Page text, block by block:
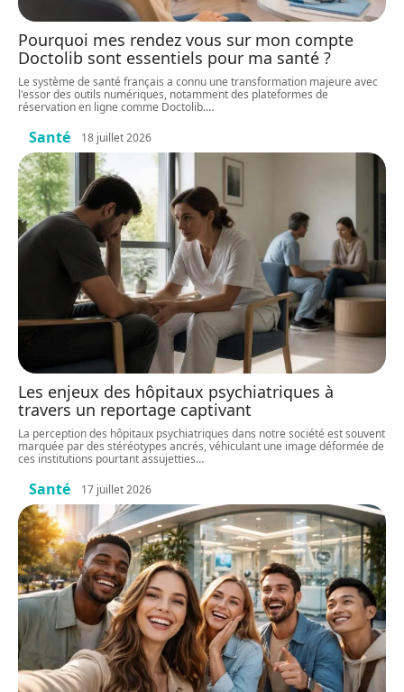
Pourquoi mes rendez vous sur mon compte
Doctolib sont essentiels pour ma santé ?
Le système de santé français a connu une transformation majeure avec
l'essor des outils numériques, notamment des plateformes de
réservation en ligne comme Doctolib.…
Santé 18 juillet 2026
Les enjeux des hôpitaux psychiatriques à
travers un reportage captivant
La perception des hôpitaux psychiatriques dans notre société est souvent
marquée par des stéréotypes ancrés, véhiculant une image déformée de
ces institutions pourtant assujetties…
Santé 17 juillet 2026